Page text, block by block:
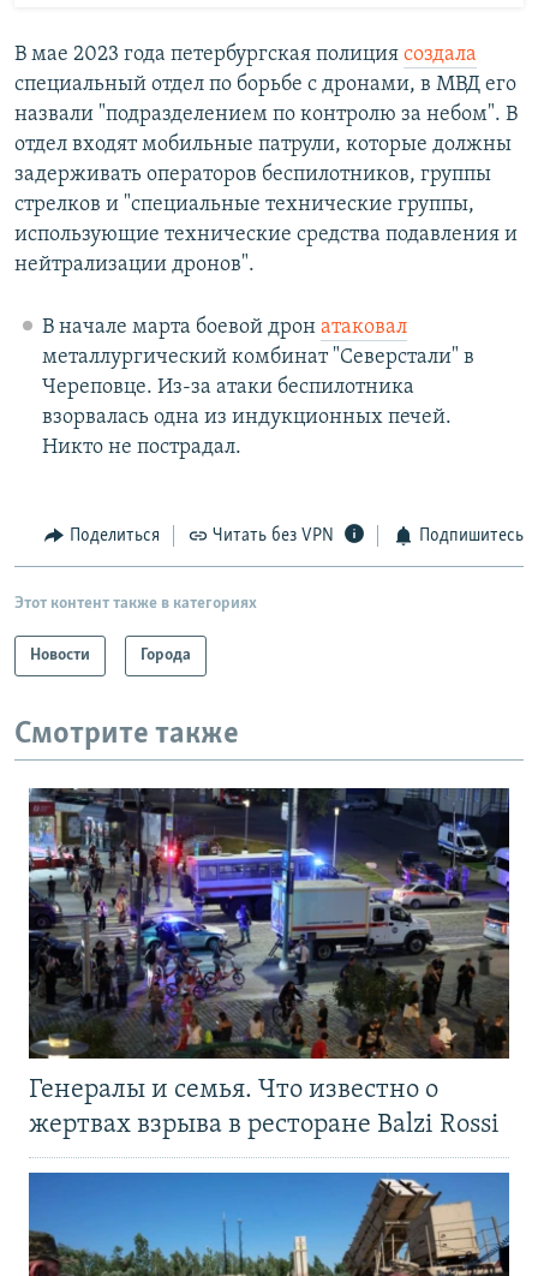
В мае 2023 года петербургская полиция создала
специальный отдел по борьбе с дронами, в МВД его
назвали "подразделением по контролю за небом". В
отдел входят мобильные патрули, которые должны
задерживать операторов беспилотников, группы
стрелков и "специальные технические группы,
использующие технические средства подавления и
нейтрализации дронов".
В начале марта боевой дрон атаковал
металлургический комбинат "Северстали" в
Череповце. Из-за атаки беспилотника
взорвалась одна из индукционных печей.
Никто не пострадал.
Поделиться Читать без VPN Подпишитесь
Этот контент также в категориях
Новости Города
Смотрите также
Генералы и семья. Что известно о
жертвах взрыва в ресторане Balzi Rossi